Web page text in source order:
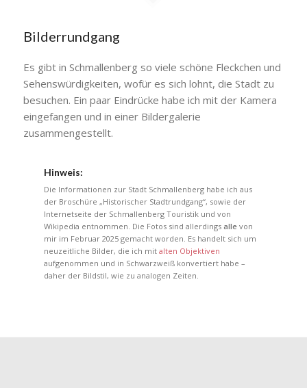
Bilderrundgang
Es gibt in Schmallenberg so viele schöne Fleckchen und
Sehenswürdigkeiten, wofür es sich lohnt, die Stadt zu
besuchen. Ein paar Eindrücke habe ich mit der Kamera
eingefangen und in einer Bildergalerie
zusammengestellt.
Hinweis:
Die Informationen zur Stadt Schmallenberg habe ich aus
der Broschüre „Historischer Stadtrundgang“, sowie der
Internetseite der Schmallenberg Touristik und von
Wikipedia entnommen. Die Fotos sind allerdings allevon
mir im Februar 2025 gemacht worden. Es handelt sich um
neuzeitliche Bilder, die ich mit alten Objektiven
aufgenommen und in Schwarzweiß konvertiert habe –
daher der Bildstil, wie zu analogen Zeiten.